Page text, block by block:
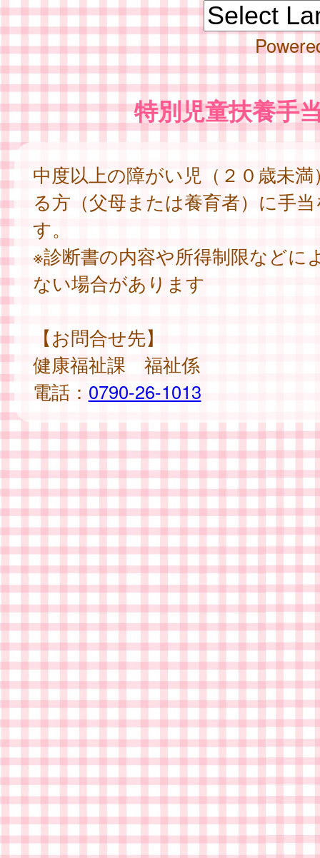
特別児童扶養手
中度以上の障がい児（２０歳未
る方（父母または養育者）に手
す。
※診断書の内容や所得制限などに
ない場合があります
【お問合せ先】
健康福祉課 福祉係
電話： 0790-26-1013